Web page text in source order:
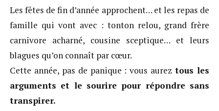
Les fêtes de fin d’année approchent… et les repas de
famille qui vont avec : tonton relou, grand frère
carnivore acharné, cousine sceptique… et leurs
blagues qu’on connaît par cœur.
Cette année, pas de panique : vous aureztous les
arguments et le sourire pour répondre sans
transpirer.